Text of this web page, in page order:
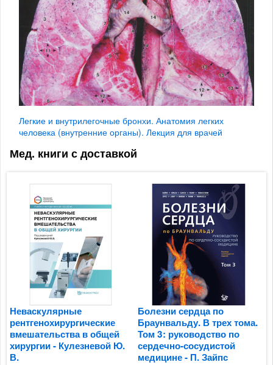
Легкие и внутрилегочные бронхи. Анатомия легких
человека (внутренние органы). Лекция для врачей
Мед. книги с доставкой
Неваскулярные
рентгенохирургические
вмешательства в общей
хирургии - Кулезневой Ю.
В.
Болезни сердца по
Браунвальду. В трех тома.
Том 3: руководство по
сердечно-сосудистой
медицине - П. Зайпс